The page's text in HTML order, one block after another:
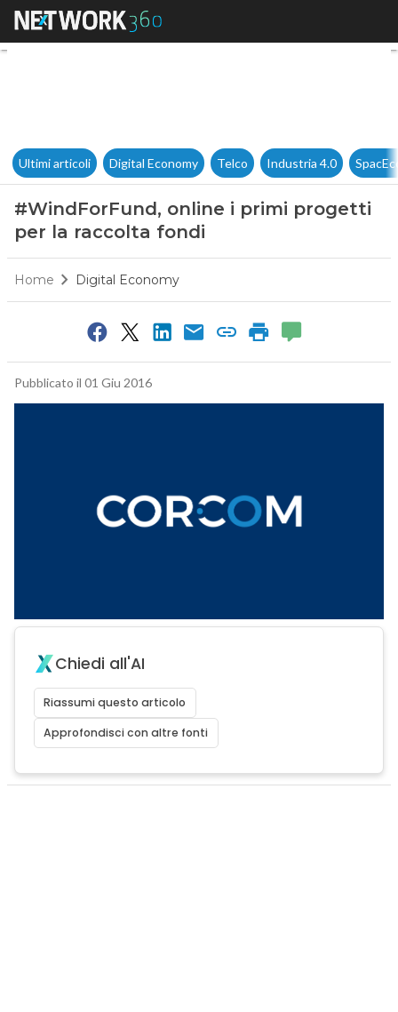
#WindForFund, online i
Ultimi articoli Digital Economy Telco Industria 4.0
#WindForFund, online i primi progetti
per la raccolta fondi
Home Digital Economy
Pubblicato il 01 Giu 2016
Chiedi all'AI
Riassumi questo articolo
Approfondisci con altre fonti